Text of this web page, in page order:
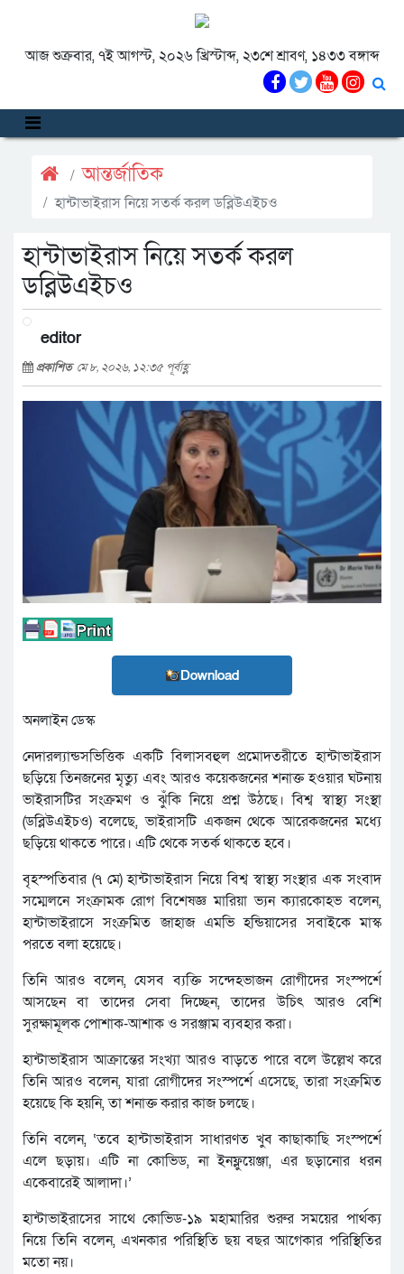
আজ শুক্রবার, ৭ই আগস্ট, ২০২৬ খ্রিস্টাব্দ, ২৩শে শ্রাবণ, ১৪৩৩ বঙ্গাব্দ
আন্তর্জাতিক
হান্টাভাইরাস নিয়ে সতর্ক করল ডব্লিউএইচও
হান্টাভাইরাস নিয়ে সতর্ক করল
ডব্লিউএইচও
editor
প্রকাশিত মে ৮, ২০২৬, ১২:৩৫ পূর্বাহ্ণ
Download
অনলাইন ডেস্ক
নেদারল্যান্ডসভিত্তিক একটি বিলাসবহুল প্রমোদতরীতে হান্টাভাইরাস
ছড়িয়ে তিনজনের মৃত্যু এবং আরও কয়েকজনের শনাক্ত হওয়ার ঘটনায়
ভাইরাসটির সংক্রমণ ও ঝুঁকি নিয়ে প্রশ্ন উঠছে। বিশ্ব স্বাস্থ্য সংস্থা
(ডব্লিউএইচও) বলেছে, ভাইরাসটি একজন থেকে আরেকজনের মধ্যে
ছড়িয়ে থাকতে পারে। এটি থেকে সতর্ক থাকতে হবে।
বৃহস্পতিবার (৭ মে) হান্টাভাইরাস নিয়ে বিশ্ব স্বাস্থ্য সংস্থার এক সংবাদ
সম্মেলনে সংক্রামক রোগ বিশেষজ্ঞ মারিয়া ভ্যন ক্যারকোহভ বলেন,
হান্টাভাইরাসে সংক্রমিত জাহাজ এমভি হন্ডিয়াসের সবাইকে মাস্ক
পরতে বলা হয়েছে।
তিনি আরও বলেন, যেসব ব্যক্তি সন্দেহভাজন রোগীদের সংস্পর্শে
আসছেন বা তাদের সেবা দিচ্ছেন, তাদের উচিৎ আরও বেশি
সুরক্ষামূলক পোশাক-আশাক ও সরঞ্জাম ব্যবহার করা।
হান্টাভাইরাস আক্রান্তের সংখ্যা আরও বাড়তে পারে বলে উল্লেখ করে
তিনি আরও বলেন, যারা রোগীদের সংস্পর্শে এসেছে, তারা সংক্রমিত
হয়েছে কি হয়নি, তা শনাক্ত করার কাজ চলছে।
তিনি বলেন, ‘তবে হান্টাভাইরাস সাধারণত খুব কাছাকাছি সংস্পর্শে
এলে ছড়ায়। এটি না কোভিড, না ইনফ্লুয়েঞ্জা, এর ছড়ানোর ধরন
একেবারেই আলাদা।’
হান্টাভাইরাসের সাথে কোভিড-১৯ মহামারির শুরুর সময়ের পার্থক্য
নিয়ে তিনি বলেন, এখনকার পরিস্থিতি ছয় বছর আগেকার পরিস্থিতির
মতো নয়।